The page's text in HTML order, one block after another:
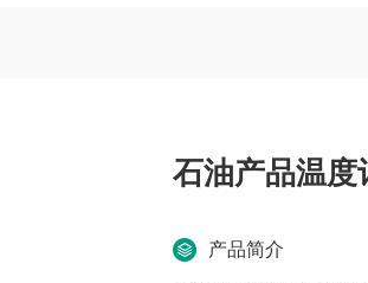
石油产品温度
产品简介